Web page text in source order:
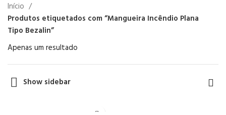
Início
Produtos etiquetados com “Mangueira Incêndio Plana
Tipo Bezalin”
Apenas um resultado
Show sidebar